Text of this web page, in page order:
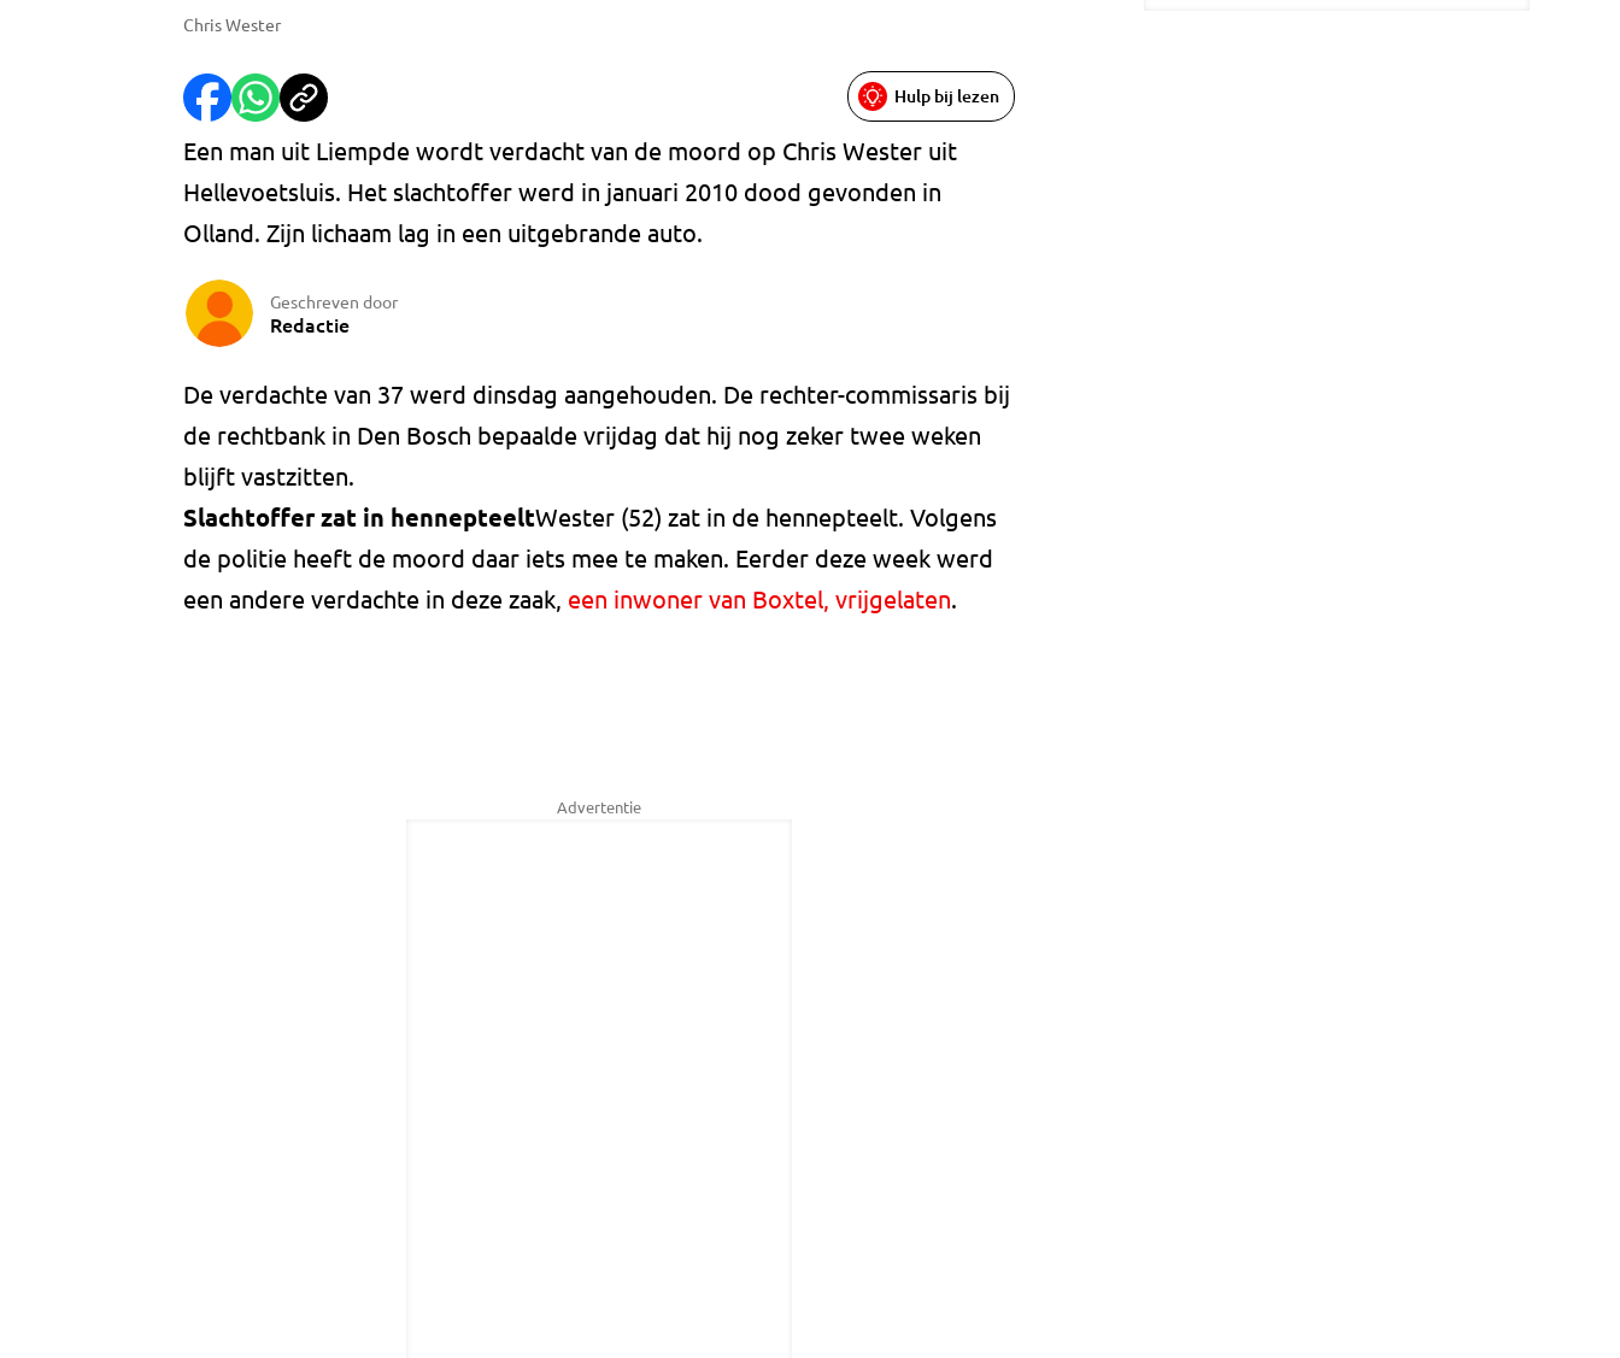
Chris Wester
Hulp bij lezen
Een man uit Liempde wordt verdacht van de moord op Chris Wester uit
Hellevoetsluis. Het slachtoffer werd in januari 2010 dood gevonden in
Olland. Zijn lichaam lag in een uitgebrande auto.
Geschreven door
Redactie
De verdachte van 37 werd dinsdag aangehouden. De rechter-commissaris bij
de rechtbank in Den Bosch bepaalde vrijdag dat hij nog zeker twee weken
blijft vastzitten.
Slachtoffer zat in hennepteeltWester (52) zat in de hennepteelt. Volgens
de politie heeft de moord daar iets mee te maken. Eerder deze week werd
een andere verdachte in deze zaak, een inwoner van Boxtel, vrijgelaten.
Advertentie